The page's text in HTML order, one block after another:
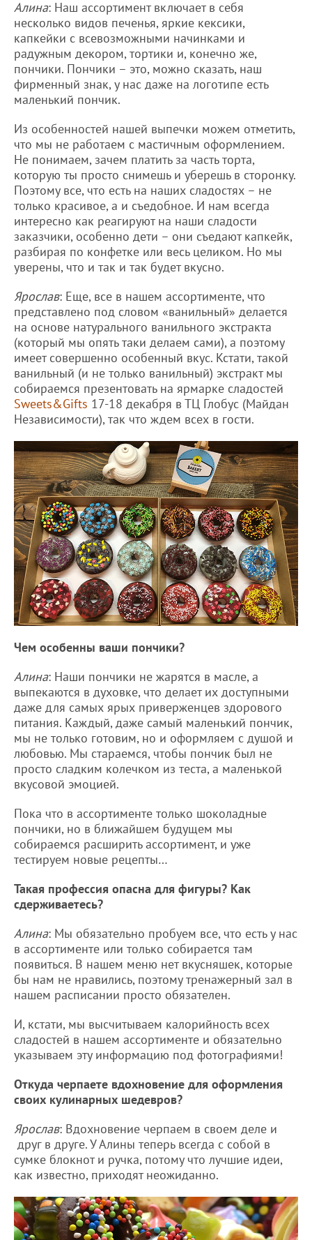
Алина: Наш ассортимент включает в себя
несколько видов печенья, яркие кексики,
капкейки с всевозможными начинками и
радужным декором, тортики и, конечно же,
пончики. Пончики – это, можно сказать, наш
фирменный знак, у нас даже на логотипе есть
маленький пончик.
Из особенностей нашей выпечки можем отметить,
что мы не работаем с мастичным оформлением.
Не понимаем, зачем платить за часть торта,
которую ты просто снимешь и уберешь в сторонку.
Поэтому все, что есть на наших сладостях – не
только красивое, а и съедобное. И нам всегда
интересно как реагируют на наши сладости
заказчики, особенно дети – они съедают капкейк,
разбирая по конфетке или весь целиком. Но мы
уверены, что и так и так будет вкусно.
Ярослав: Еще, все в нашем ассортименте, что
представлено под словом «ванильный» делается
на основе натурального ванильного экстракта
(который мы опять таки делаем сами), а поэтому
имеет совершенно особенный вкус. Кстати, такой
ванильный (и не только ванильный) экстракт мы
собираемся презентовать на ярмарке сладостей
Sweets&Gifts 17-18 декабря в ТЦ Глобус (Майдан
Независимости), так что ждем всех в гости.
Чем особенны ваши пончики?
Алина: Наши пончики не жарятся в масле, а
выпекаются в духовке, что делает их доступными
даже для самых ярых приверженцев здорового
питания. Каждый, даже самый маленький пончик,
мы не только готовим, но и оформляем с душой и
любовью. Мы стараемся, чтобы пончик был не
просто сладким колечком из теста, а маленькой
вкусовой эмоцией.
Пока что в ассортименте только шоколадные
пончики, но в ближайшем будущем мы
собираемся расширить ассортимент, и уже
тестируем новые рецепты…
Такая профессия опасна для фигуры? Как
сдерживаетесь?
Алина: Мы обязательно пробуем все, что есть у нас
в ассортименте или только собирается там
появиться. В нашем меню нет вкусняшек, которые
бы нам не нравились, поэтому тренажерный зал в
нашем расписании просто обязателен.
И, кстати, мы высчитываем калорийность всех
сладостей в нашем ассортименте и обязательно
указываем эту информацию под фотографиями!
Откуда черпаете вдохновение для оформления
своих кулинарных шедевров?
Ярослав: Вдохновение черпаем в своем деле и
друг в друге. У Алины теперь всегда с собой в
сумке блокнот и ручка, потому что лучшие идеи,
как известно, приходят неожиданно.